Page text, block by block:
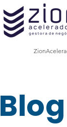
Blog